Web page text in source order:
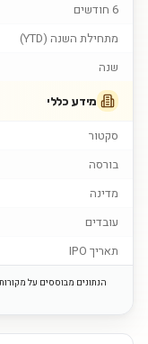
6 חודשים
מתחילת השנה (YTD)
שנה
מידע כללי
סקטור
בורסה
מדינה
עובדים
תאריך IPO